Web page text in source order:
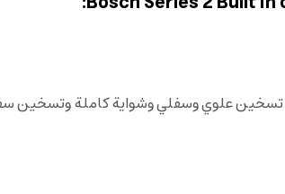
تسخين علوي وسفلي وشواية كاملة وتسخين